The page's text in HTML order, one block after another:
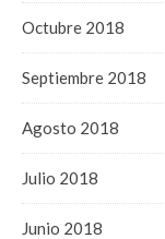
Octubre 2018
Septiembre 2018
Agosto 2018
Julio 2018
Junio 2018